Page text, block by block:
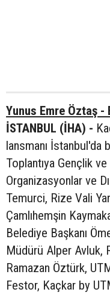
Yunus Emre Öztaş -
İSTANBUL (İHA) -
lansmanı
Toplantıya Gençlik ve
Organizasyonlar ve
Temurci, Rize Vali
Çamlıhemşin
Belediye Başkanı
Müdürü Alper Avluk,
Ramazan Öztürk,
Festor, Kaçkar by